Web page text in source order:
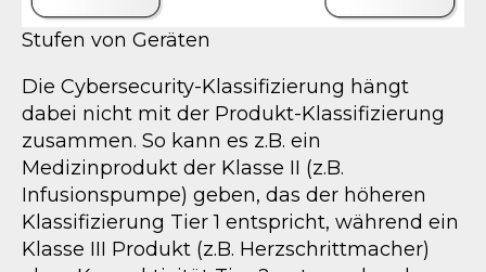
Stufen von Geräten
Die Cybersecurity-Klassifizierung hängt
dabei nicht mit der Produkt-Klassifizierung
zusammen. So kann es z.B. ein
Medizinprodukt der Klasse II (z.B.
Infusionspumpe) geben, das der höheren
Klassifizierung Tier 1 entspricht, während ein
Klasse III Produkt (z.B. Herzschrittmacher)